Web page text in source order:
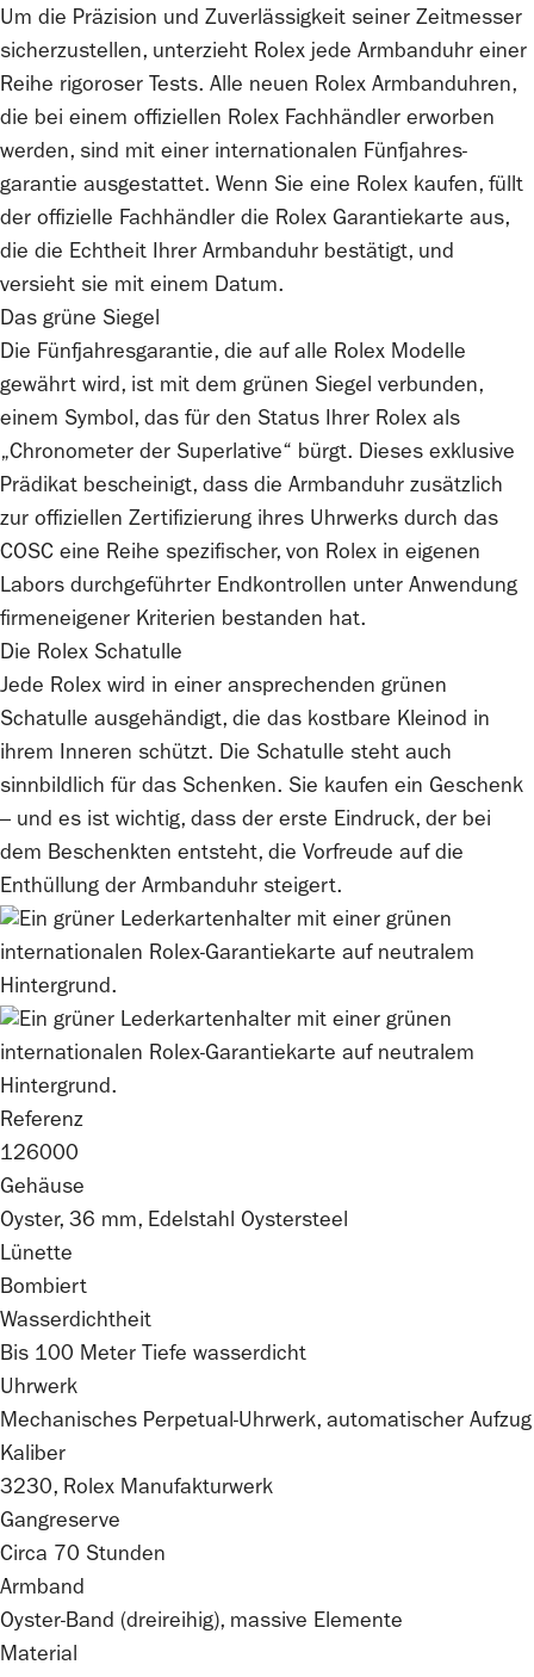
Um die Präzision und Zuverlässigkeit seiner Zeitmesser
sicherzustellen, unterzieht Rolex jede Armbanduhr einer
Reihe rigoroser Tests. Alle neuen Rolex Armbanduhren,
die bei einem offiziellen Rolex Fachhändler erworben
werden, sind mit einer internationalen Fünfjahres­
garantie ausgestattet. Wenn Sie eine Rolex kaufen, füllt
der offizielle Fachhändler die Rolex Garantiekarte aus,
die die Echtheit Ihrer Armbanduhr bestätigt, und
versieht sie mit einem Datum.
Das grüne Siegel
Die Fünfjahresgarantie, die auf alle Rolex Modelle
gewährt wird, ist mit dem grünen Siegel verbunden,
einem Symbol, das für den Status Ihrer Rolex als
„Chronometer der Superlative“ bürgt. Dieses exklusive
Prädikat bescheinigt, dass die Armbanduhr zusätzlich
zur offiziellen Zertifizierung ihres Uhrwerks durch das
COSC eine Reihe spezifischer, von Rolex in eigenen
Labors durchgeführter Endkontrollen unter Anwendung
firmeneigener Kriterien bestanden hat.
Die Rolex Schatulle
Jede Rolex wird in einer ansprechenden grünen
Schatulle ausgehändigt, die das kostbare Kleinod in
ihrem Inneren schützt. Die Schatulle steht auch
sinnbildlich für das Schenken. Sie kaufen ein Geschenk
– und es ist wichtig, dass der erste Eindruck, der bei
dem Beschenkten entsteht, die Vorfreude auf die
Enthüllung der Armbanduhr steigert.
Referenz
126000
Gehäuse
Oyster, 36 mm, Edelstahl Oystersteel
Lünette
Bombiert
Wasserdichtheit
Bis 100 Meter Tiefe wasserdicht
Uhrwerk
Mechanisches Perpetual-Uhrwerk, automatischer Aufzug
Kaliber
3230, Rolex Manufakturwerk
Gangreserve
Circa 70 Stunden
Armband
Oyster-Band (dreireihig), massive Elemente
Material